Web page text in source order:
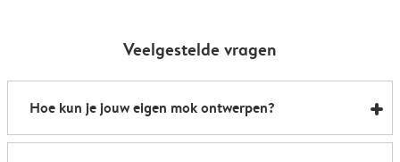
Veelgestelde vragen
Hoe kun je jouw eigen mok ontwerpen?
Zo kun je binnen enkele minuten je eigen mok laten